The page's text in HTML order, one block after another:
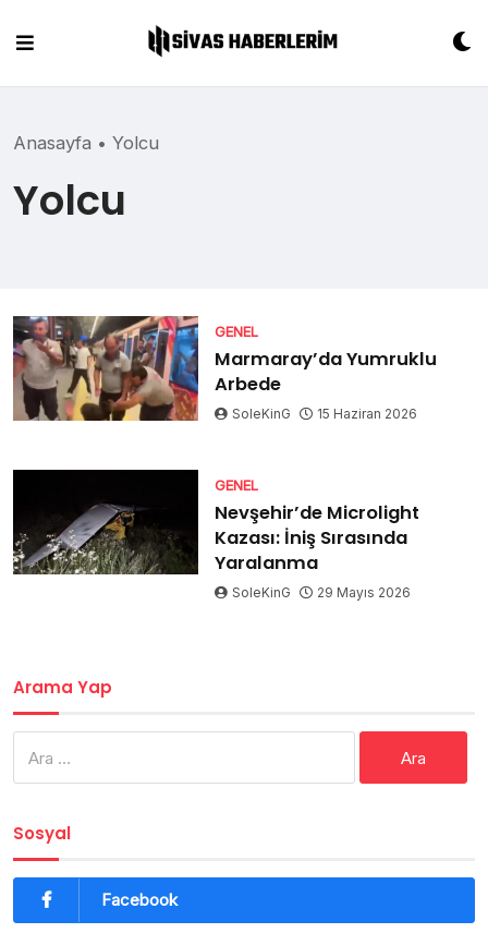
content
Anasayfa • Yolcu
Yolcu
GENEL
Marmaray’da Yumruklu
Arbede
SoleKinG 15 Haziran 2026
GENEL
Nevşehir’de Microlight
Kazası: İniş Sırasında
Yaralanma
SoleKinG 29 Mayıs 2026
Arama Yap
Sosyal
Facebook